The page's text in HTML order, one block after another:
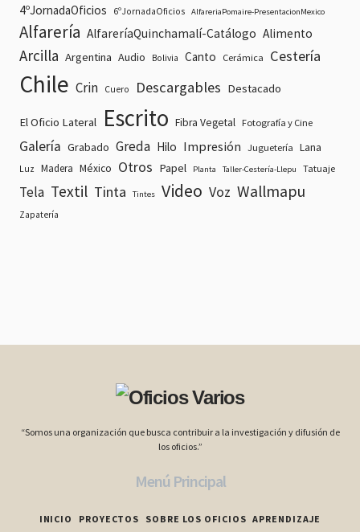
4ºJornadaOficios 6ºJornadaOficios AlfareriaPomaire-PresentacionMexico
Alfarería AlfareríaQuinchamalí-Catálogo Alimento
Arcilla Argentina Audio Bolivia Canto Cerámica Cestería
Chile Crin Cuero Descargables Destacado
El Oficio Lateral Escrito Fibra Vegetal Fotografía y Cine
Galería Grabado Greda Hilo Impresión Juguetería Lana
Luz Madera México Otros Papel Planta Taller-Cestería-Llepu Tatuaje
Tela Textil Tinta Tintes Video Voz Wallmapu
Zapatería
“Somos una organización que busca contribuir a la investigación y difusión de
los oficios.”
Menú Principal
INICIO PROYECTOS SOBRE LOS OFICIOS APRENDIZAJE